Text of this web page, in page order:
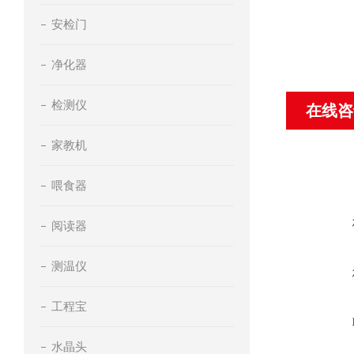
安检门
净化器
检测仪
家教机
喂食器
阅读器
测温仪
工程宝
水晶头
在线